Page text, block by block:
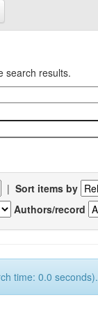
search results.
| Sort items by
Authors/record
time: 0.0 seconds).